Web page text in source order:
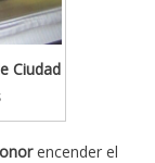
Ciudad
encender el